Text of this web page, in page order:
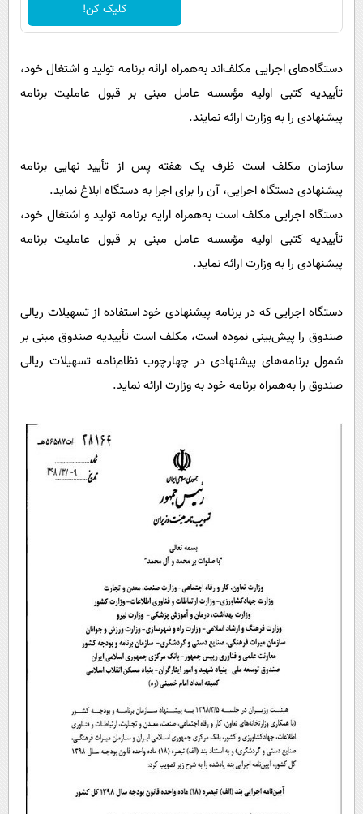
کلیک کن!
دستگاه‌های اجرایی مکلف‌اند به‌همراه ارائه برنامه تولید و اشتغال خود،
تأییدیه کتبی اولیه مؤسسه عامل مبنی بر قبول عاملیت برنامه
پیشنهادی را به وزارت ارائه نمایند.
سازمان مکلف است ظرف یک هفته پس از تأیید نهایی برنامه
پیشنهادی دستگاه اجرایی، آن را برای اجرا به دستگاه ابلاغ نماید.
دستگاه اجرایی مکلف است به‌همراه ارایه برنامه تولید و اشتغال خود،
تأییدیه کتبی اولیه مؤسسه عامل مبنی بر قبول عاملیت برنامه
پیشنهادی را به وزارت ارائه نماید.
دستگاه اجرایی که در برنامه پیشنهادی خود استفاده از تسهیلات ریالی
صندوق را پیش‌بینی نموده است، مکلف است تأییدیه صندوق مبنی بر
شمول برنامه‌های پیشنهادی در چهارچوب نظام‌نامه تسهیلات ریالی
صندوق را به‌همراه برنامه خود به وزارت ارائه نماید.